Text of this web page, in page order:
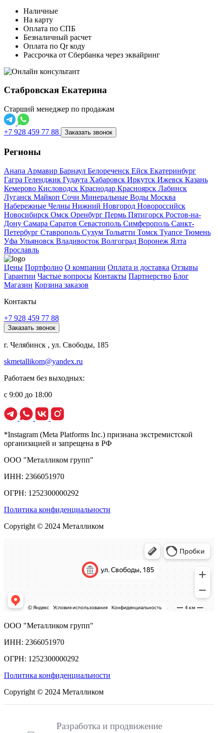
Наличные
На карту
Оплата по СПБ
Безналичный расчет
Оплата по Qr коду
Рассрочка от Сбербанка через эквайринг
Стабровская Екатерина
Старший менеджер по продажам
+7 928 459 77 88 Заказать звонок
Регионы
Анапа Армавир Барнаул Белореченск Ейск Екатеринбург
Гагра Геленджик Гудаута Хабаровск Иркутск Ижевск Казань
Кемерово Кисловодск Краснодар Красноярск Лабинск
Луганск Майкоп Сочи Минеральные Воды Москва
Набережные Челны Нижний Новгород Новороссийск
Новосибирск Омск Оренбург Пермь Пятигорск Ростов-на-
Дону Самара Саратов Севастополь Симферополь Санкт-
Петербург Ставрополь Сухум Тольятти Томск Туапсе Тюмень
Уфа Ульяновск Владивосток Волгоград Воронеж Ялта
Ярославль
Цены Портфолио О компании Оплата и доставка Отзывы
Гарантии Частые вопросы Контакты Партнерство Блог
Магазин Корзина заказов
Контакты
+7 928 459 77 88
Заказать звонок
г. Челябинск , ул. Свободы, 185
skmetallikom@yandex.ru
Работаем без выходных:
с 9:00 до 18:00
*Instagram (Meta Platforms Inc.) признана экстремистской
организацией и запрещена в РФ
ООО "Металликом групп"
ИНН: 2366051970
ОГРН: 1252300000292
Политика конфиденциальности
Copyright © 2024 Металликом
ООО "Металликом групп"
ИНН: 2366051970
ОГРН: 1252300000292
Политика конфиденциальности
Copyright © 2024 Металликом
Разработка и продвижение